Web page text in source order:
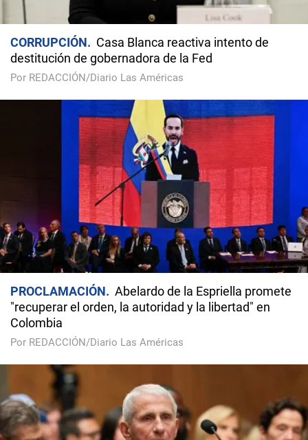
CORRUPCIÓN
Casa Blanca reactiva intento de
destitución de gobernadora de la Fed
Por REDACCIÓN/Diario Las Américas
PROCLAMACIÓN
Abelardo de la Espriella promete
"recuperar el orden, la autoridad y la libertad" en
Colombia
Por REDACCIÓN/Diario Las Américas